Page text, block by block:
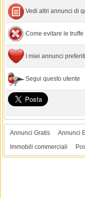
Vedi altri annunci di
Come evitare le truffe
I miei annunci preferiti
Segui questo utente
Annunci Gratis Annunci
Immobili commerciali